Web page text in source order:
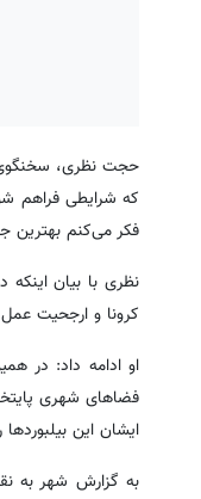
حجت نظری، سخنگوی
که شرایطی فراهم
فکر می‌کنم بهترین
نظری با بیان
کرونا و ارجحیت
او ادامه داد: در
فضاهای شهری
ایشان این
به گزارش شهر به